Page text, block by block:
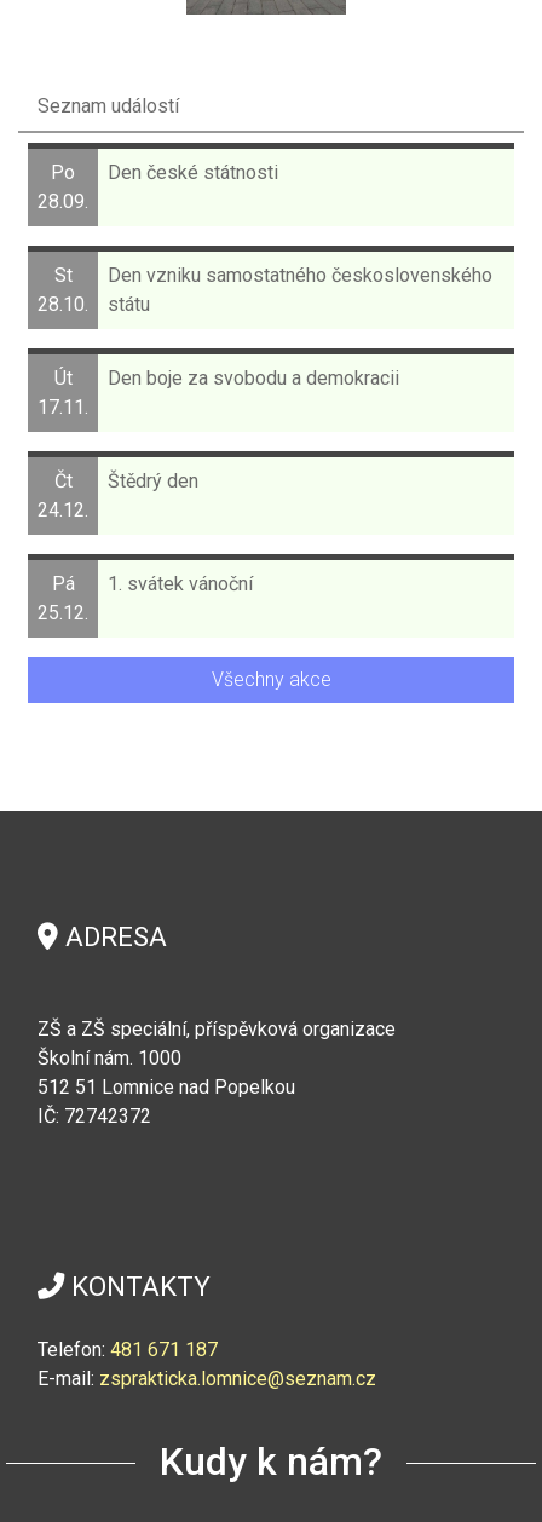
Seznam událostí
Po
28.09.
Den české státnosti
St
28.10.
Den vzniku samostatného československého
státu
Út
17.11.
Den boje za svobodu a demokracii
Čt
24.12.
Štědrý den
Pá
25.12.
1. svátek vánoční
Všechny akce
ADRESA
ZŠ a ZŠ speciální, příspěvková organizace
Školní nám. 1000
512 51 Lomnice nad Popelkou
IČ: 72742372
KONTAKTY
Telefon: 481 671 187
E-mail: zsprakticka.lomnice@seznam.cz
Kudy k nám?